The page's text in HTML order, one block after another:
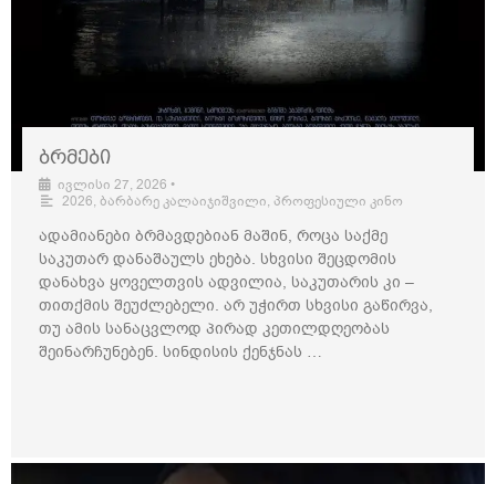
ბრმები
ივლისი 27, 2026 •
2026, ბარბარე კალაიჯიშვილი, პროფესიული კინო
ადამიანები ბრმავდებიან მაშინ, როცა საქმე
საკუთარ დანაშაულს ეხება. სხვისი შეცდომის
დანახვა ყოველთვის ადვილია, საკუთარის კი –
თითქმის შეუძლებელი. არ უჭირთ სხვისი გაწირვა,
თუ ამის სანაცვლოდ პირად კეთილდღეობას
შეინარჩუნებენ. სინდისის ქენჯნას …